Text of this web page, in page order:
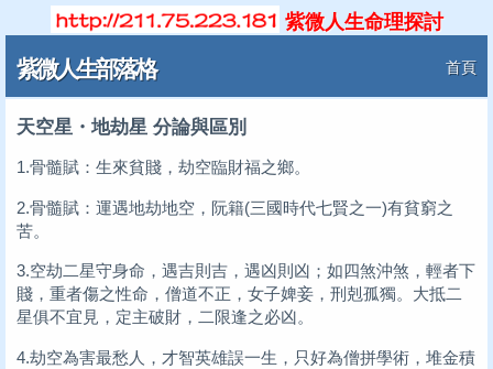
紫微人生命理探討
紫微人生部落格 首頁
天空星・地劫星 分論與區別
1.骨髓賦：生來貧賤，劫空臨財福之鄉。
2.骨髓賦：運遇地劫地空，阮籍(三國時代七賢之一)有貧窮之
苦。
3.空劫二星守身命，遇吉則吉，遇凶則凶；如四煞沖煞，輕者下
賤，重者傷之性命，僧道不正，女子婢妾，刑剋孤獨。大抵二
星俱不宜見，定主破財，二限逢之必凶。
4.劫空為害最愁人，才智英雄誤一生，只好為僧拼學術，堆金積